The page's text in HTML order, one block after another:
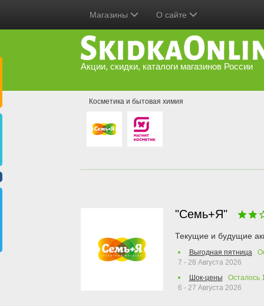
Магазины О сайте
Акции, скидки, каталоги магазинов России
Косметика и бытовая химия
"Семь+Я"
Текущие и будущие
Выгодная пятница
7 - 28 Августа 2026
Шок-цены
Осталось
6 - 27 Августа 2026